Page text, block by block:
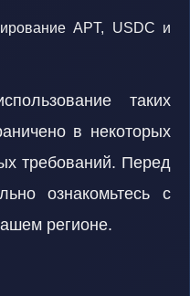
APT, USDC и
таких
в некоторых
требований. Перед
ознакомьтесь с
регионе.